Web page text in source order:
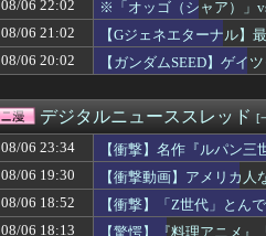
【画像】小さくて可愛い小鳥遊ホシノ
【令和最新版】 早見沙織(35)x東山奈央
【こち亀】両津「おじいちゃんにこち
【ミリマス】6年後のアイドル達はど
【仮面ライダーゼッツ】映画だけじ
石原夏織さん、７月にファンと行くハ
【動画】かもしれない運転、限界突破
【名探偵プリキュア】はなまる孤独…
【画像】アトリエファン「アトリエは
【ガンダム】アッザムのいいところで
【ムホ報】不知火舞さん、調整で横乳
08/06 22:02
※「オッゴ（シャア）」
08/06 21:02
【Gジェネエターナル】
08/06 20:02
【ガンダムSEED】ゲイ
デジタルニューススレッド [
08/06 23:34
【衝撃】名作『ルパン
08/06 19:30
【衝撃動画】アメリカ
08/06 18:52
【衝撃】「Z世代」と
08/06 18:13
【驚愕】『料理アニメ